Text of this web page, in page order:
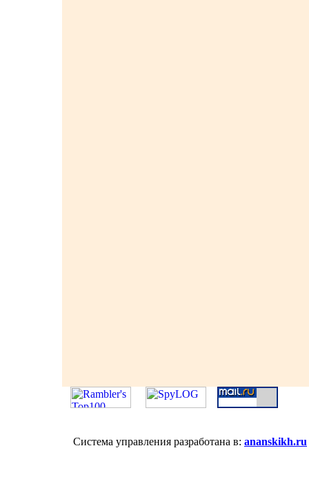
Система управления разработана в: ananskikh.ru